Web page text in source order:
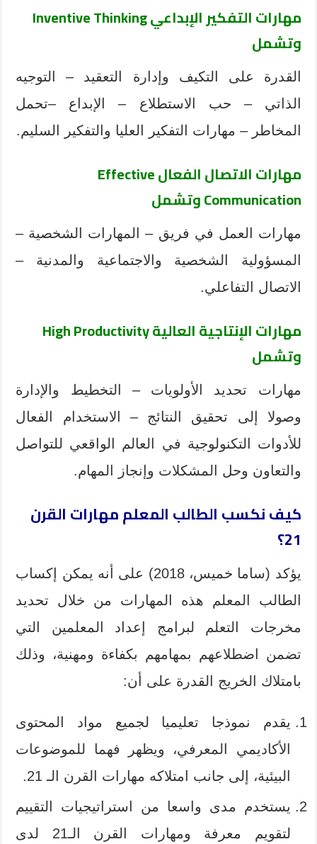
مهارات التفكير الإبداعيInventive Thinking
وتشمل
القدرة على التكيف وإدارة التعقيد – التوجيه
الذاتي – حب الاستطلاع – الإبداع –تحمل
المخاطر – مهارات التفكير العليا والتفكير السليم.
مهارات الاتصال الفعالEffective
Communicationوتشمل
مهارات العمل في فريق – المهارات الشخصية –
المسؤولية الشخصية والاجتماعية والمدنية –
الاتصال التفاعلي.
مهارات الإنتاجية العاليةHigh Productivity
وتشمل
مهارات تحديد الأولويات – التخطيط والإدارة
وصولا إلى تحقيق النتائج – الاستخدام الفعال
للأدوات التكنولوجية في العالم الواقعي للتواصل
والتعاون وحل المشكلات وإنجاز المهام.
كيف نكسب الطالب المعلم مهارات القرن
21؟
يؤكد (ساما خميس، 2018) على أنه يمكن إكساب
الطالب المعلم هذه المهارات من خلال تحديد
مخرجات التعلم لبرامج إعداد المعلمين التي
تضمن اضطلاعهم بمهامهم بكفاءة ومهنية، وذلك
بامتلاك الخريج القدرة على أن:
يقدم نموذجا تعليميا لجميع مواد المحتوى
الأكاديمي المعرفي، ويظهر فهما للموضوعات
البيئية، إلى جانب امتلاكه مهارات القرن الـ 21.
يستخدم مدى واسعا من استراتيجيات التقييم
لتقويم معرفة ومهارات القرن الـ21 لدى